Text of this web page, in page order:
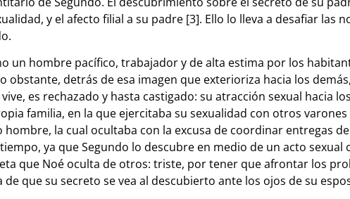
y el afecto filial a su padre [3]. Ello lo lleva a desafiar las
un hombre pacífico, trabajador y de alta estima por los
obstante, detrás de esa imagen que exterioriza hacia los
es rechazado y hasta castigado: su atracción sexual hacia
familia, en la que ejercitaba su sexualidad con otros
la cual ocultaba con la excusa de coordinar entregas
ya que Segundo lo descubre en medio de un acto
que Noé oculta de otros: triste, por tener que afrontar los
que su secreto se vea al descubierto ante los ojos de su